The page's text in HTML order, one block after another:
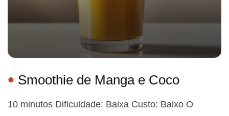
Smoothie de Manga e Coco
10 minutos Dificuldade: Baixa Custo: Baixo O